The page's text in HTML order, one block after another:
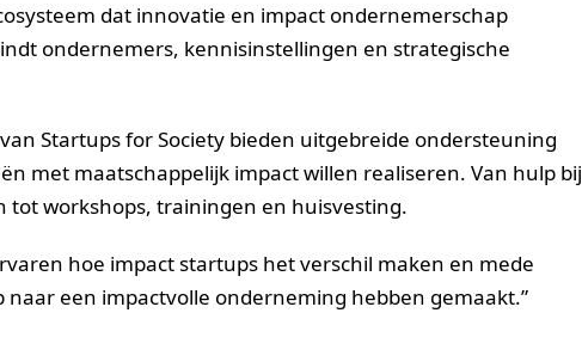
dat innovatie en impact ondernemerschap
ondernemers, kennisinstellingen en strategische
Startups for Society bieden uitgebreide ondersteuning
met maatschappelijk impact willen realiseren. Van hulp bij
workshops, trainingen en huisvesting.
hoe impact startups het verschil maken en mede
een impactvolle onderneming hebben gemaakt.”